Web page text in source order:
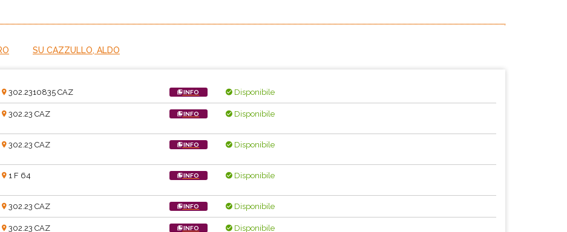
SU CAZZULLO, ALDO
302.2310835 CAZ INFO Disponibile
302.23 CAZ INFO Disponibile
302.23 CAZ INFO Disponibile
1 F 64 INFO Disponibile
302.23 CAZ INFO Disponibile
302.23 CAZ INFO Disponibile